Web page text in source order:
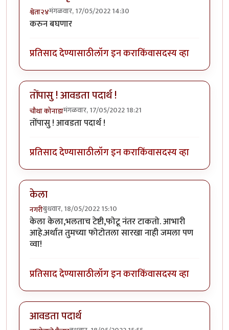
श्वेता२४मंगळवार, 17/05/2022 14:30
करुन बघणार
प्रतिसाद देण्यासाठीलॉग इन कराकिंवासदस्य व्हा
तोंपासु ! आवडता पदार्थ !
चौथा कोनाडामंगळवार, 17/05/2022 18:21
तोंपासु ! आवडता पदार्थ !
प्रतिसाद देण्यासाठीलॉग इन कराकिंवासदस्य व्हा
केला
नगरीबुधवार, 18/05/2022 15:10
केला केला,भलताच टेष्टी,फोटू नंतर टाकतो. आभारी
आहे.अर्थात तुमच्या फोटोतला सारखा नाही जमला पण
व्वा!
प्रतिसाद देण्यासाठीलॉग इन कराकिंवासदस्य व्हा
आवडता पदार्थ